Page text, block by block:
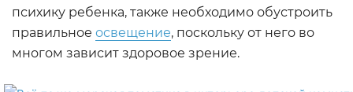
психику ребенка, также необходимо обустроить
правильное освещение, поскольку от него во
многом зависит здоровое зрение.